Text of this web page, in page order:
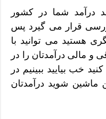
درآمد شما در کشور
قرار می گیرد پس
هستید می توانید با
و مالی درآمدتان را در
خب بیایید ببینیم در
ماشین شوید درآمدتان